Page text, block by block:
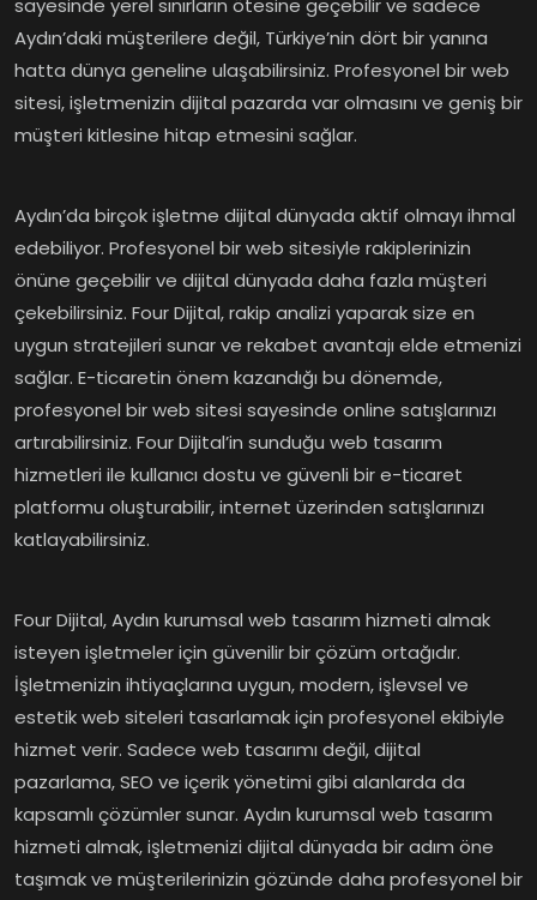
sayesinde yerel sınırların ötesine geçebilir ve sadece
Aydın’daki müşterilere değil, Türkiye’nin dört bir yanına
hatta dünya geneline ulaşabilirsiniz. Profesyonel bir web
sitesi, işletmenizin dijital pazarda var olmasını ve geniş bir
müşteri kitlesine hitap etmesini sağlar.
Aydın’da birçok işletme dijital dünyada aktif olmayı ihmal
edebiliyor. Profesyonel bir web sitesiyle rakiplerinizin
önüne geçebilir ve dijital dünyada daha fazla müşteri
çekebilirsiniz. Four Dijital, rakip analizi yaparak size en
uygun stratejileri sunar ve rekabet avantajı elde etmenizi
sağlar. E-ticaretin önem kazandığı bu dönemde,
profesyonel bir web sitesi sayesinde online satışlarınızı
artırabilirsiniz. Four Dijital’in sunduğu web tasarım
hizmetleri ile kullanıcı dostu ve güvenli bir e-ticaret
platformu oluşturabilir, internet üzerinden satışlarınızı
katlayabilirsiniz.
Four Dijital, Aydın kurumsal web tasarım hizmeti almak
isteyen işletmeler için güvenilir bir çözüm ortağıdır.
İşletmenizin ihtiyaçlarına uygun, modern, işlevsel ve
estetik web siteleri tasarlamak için profesyonel ekibiyle
hizmet verir. Sadece web tasarımı değil, dijital
pazarlama, SEO ve içerik yönetimi gibi alanlarda da
kapsamlı çözümler sunar. Aydın kurumsal web tasarım
hizmeti almak, işletmenizi dijital dünyada bir adım öne
taşımak ve müşterilerinizin gözünde daha profesyonel bir